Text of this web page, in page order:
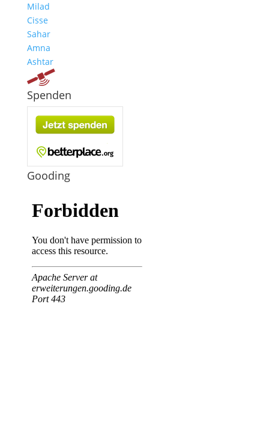
Milad
Cisse
Sahar
Amna
Ashtar
Spenden
Gooding